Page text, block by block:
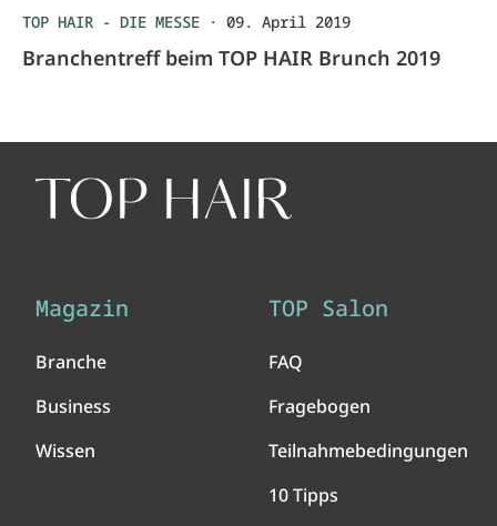
TOP HAIR - DIE MESSE · 09. April 2019
Branchentreff beim TOP HAIR Brunch 2019
Magazin
Branche
Business
Wissen
TOP Salon
FAQ
Fragebogen
Teilnahmebedingungen
10 Tipps